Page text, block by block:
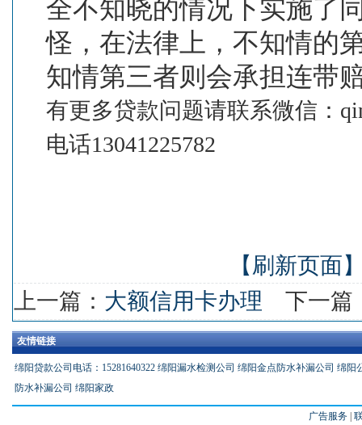
全不知晓的情况下实施了
怪，在法律上，不知情的
知情第三者则会承担连带
有更多贷款问题请联系微信：
电话13041225782
【刷新页面
上一篇： 大额信用卡办理 下一篇
友情链接
绵阳贷款公司电话：15281640322 绵阳漏水检测公司 绵阳金点防水补漏公司 绵阳
防水补漏公司 绵阳家政
广告服务